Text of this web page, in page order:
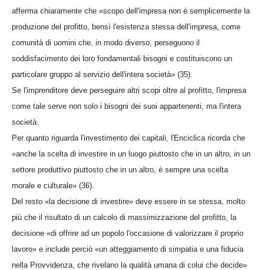
afferma chiaramente che «scopo dell'impresa non è semplicemente la
produzione del profitto, bensì l'esistenza stessa dell'impresa, come
comunità di uomini che, in modo diverso, perseguono il
soddisfacimento dei loro fondamentali bisogni e costituiscono un
particolare gruppo al servizio dell'intera società» (35).
Se l'imprenditore deve perseguire altri scopi oltre al profitto, l'impresa
come tale serve non solo i bisogni dei suoi appartenenti, ma l'intera
società.
Per quanto riguarda l'investimento dei capitali, l'Enciclica ricorda che
«anche la scelta di investire in un luogo piuttosto che in un altro, in un
settore produttivo piuttosto che in un altro, è sempre una scelta
morale e culturale» (36).
Del resto «la decisione di investire» deve essere in se stessa, molto
più che il risultato di un calcolo di massimizzazione del profitto, la
decisione «di offrire ad un popolo l'occasione di valorizzare il proprio
lavoro» e include perciò «un atteggiamento di simpatia e una fiducia
nella Provvidenza, che rivelano la qualità umana di colui che decide»